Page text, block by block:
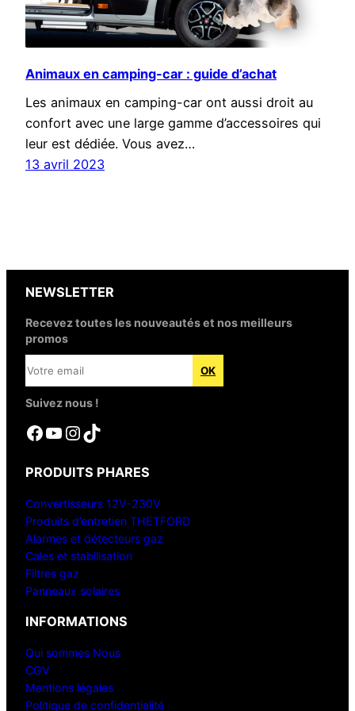
Animaux en camping-car : guide d’achat
Les animaux en camping-car ont aussi droit au
confort avec une large gamme d’accessoires qui
leur est dédiée. Vous avez…
13 avril 2023
NEWSLETTER
Recevez toutes les nouveautés et nos meilleurs
promos
Suivez nous !
Facebook YouTube InstagramTikTok
PRODUITS PHARES
Convertisseurs 12V-230V
Produits d’entretien THETFORD
Alarmes et détecteurs gaz
Cales et stabilisation
Filtres gaz
Panneaux solaires
INFORMATIONS
Qui sommes Nous
CGV
Mentions légales
Politique de confidentialité